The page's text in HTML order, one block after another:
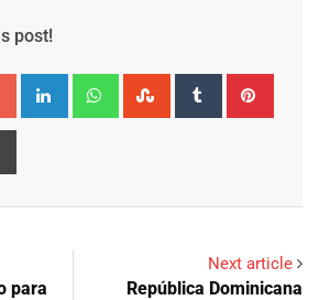
post!
Google+ LinkedIn WhatsappStumbleUpon
Tumblr
para
Next article
República Dominicana